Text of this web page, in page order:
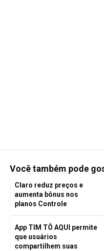
Você também pode
Claro reduz preços e
aumenta bônus nos
planos Controle
App TIM TÔ AQUI permite
que usuários
compartilhem suas